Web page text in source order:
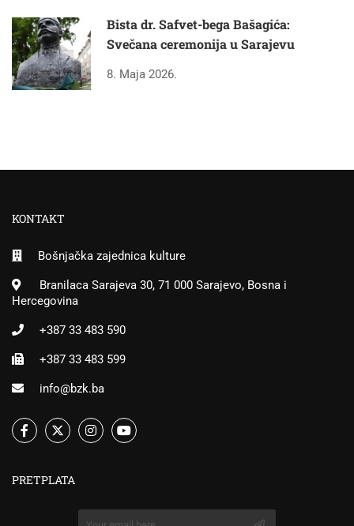
Bista dr. Safvet-bega Bašagića:
Svečana ceremonija u Sarajevu
8. Maja 2026.
KONTAKT
Bošnjačka zajednica kulture
Branilaca Sarajeva 30, 71 000 Sarajevo, Bosna i
Hercegovina
+387 33 483 590
+387 33 483 599
info@bzk.ba
PRETPLATA